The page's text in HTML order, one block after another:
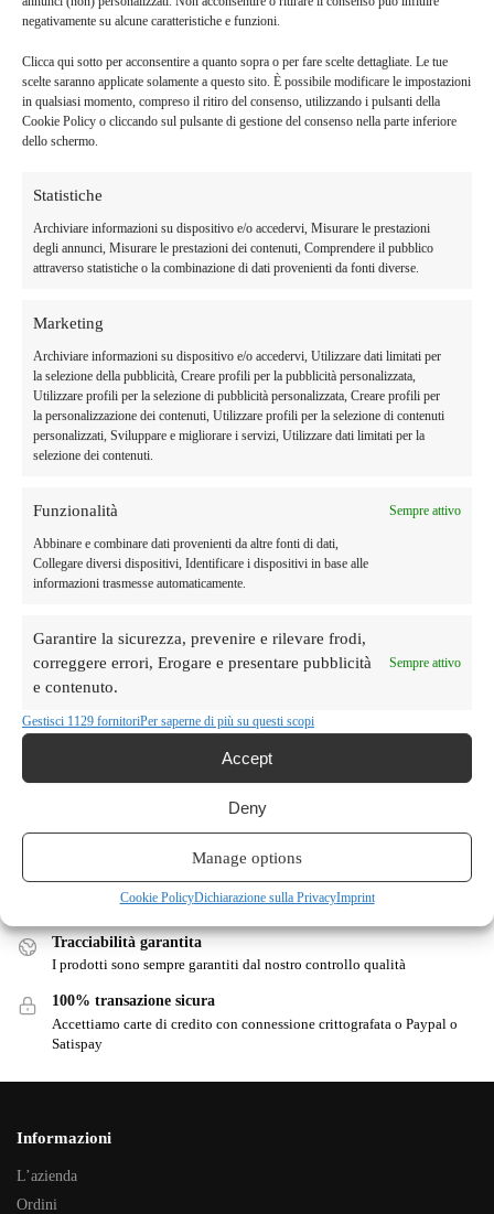
negativamente su alcune caratteristiche e funzioni.
Clicca qui sotto per acconsentire a quanto sopra o per fare scelte dettagliate. Le tue
scelte saranno applicate solamente a questo sito. È possibile modificare le impostazioni
in qualsiasi momento, compreso il ritiro del consenso, utilizzando i pulsanti della
Cookie Policy o cliccando sul pulsante di gestione del consenso nella parte inferiore
dello schermo.
Statistiche
Archiviare informazioni su dispositivo e/o accedervi, Misurare le prestazioni
degli annunci, Misurare le prestazioni dei contenuti, Comprendere il pubblico
attraverso statistiche o la combinazione di dati provenienti da fonti diverse.
Marketing
Archiviare informazioni su dispositivo e/o accedervi, Utilizzare dati limitati per
la selezione della pubblicità, Creare profili per la pubblicità personalizzata,
Utilizzare profili per la selezione di pubblicità personalizzata, Creare profili per
la personalizzazione dei contenuti, Utilizzare profili per la selezione di contenuti
personalizzati, Sviluppare e migliorare i servizi, Utilizzare dati limitati per la
selezione dei contenuti.
Funzionalità Sempre attivo
Abbinare e combinare dati provenienti da altre fonti di dati,
Collegare diversi dispositivi, Identificare i dispositivi in base alle
informazioni trasmesse automaticamente.
Garantire la sicurezza, prevenire e rilevare frodi,
correggere errori, Erogare e presentare pubblicità
e contenuto.
Sempre attivo
Gestisci 1129 fornitoriPer saperne di più su questi scopi
Accept
Deny
Manage options
Cookie PolicyDichiarazione sulla PrivacyImprint
Posted in: Ricette
L’azienda Agricola
Il Re del Farro
Luca e Francesco con la passione tramandata da generazioni di
agricoltori sono attivi per portare sulla tua tavola i cereali e i
CONTATTI
Sezioni
Ricette
Consegna in 24-48 ore
Tutti gli ordini ricevuti entro le 9 del mattino vengono evasi nello
stesso giorno (salvo festivi)
Tracciabilità garantita
I prodotti sono sempre garantiti dal nostro controllo qualità
100% transazione sicura
Accettiamo carte di credito con connessione crittografata o Paypal o
Satispay
Informazioni
L’azienda
Ordini